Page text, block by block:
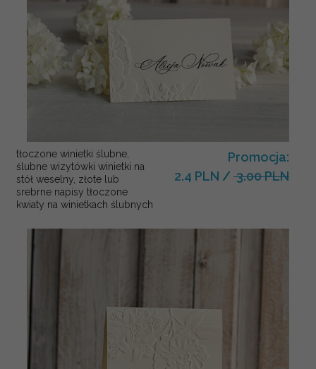
tłoczone winietki ślubne,
ślubne wizytówki winietki na
stół weselny, złote lub
srebrne napisy tłoczone
kwiaty na winietkach ślubnych
Promocja:
2.4 PLN / 3.00 PLN